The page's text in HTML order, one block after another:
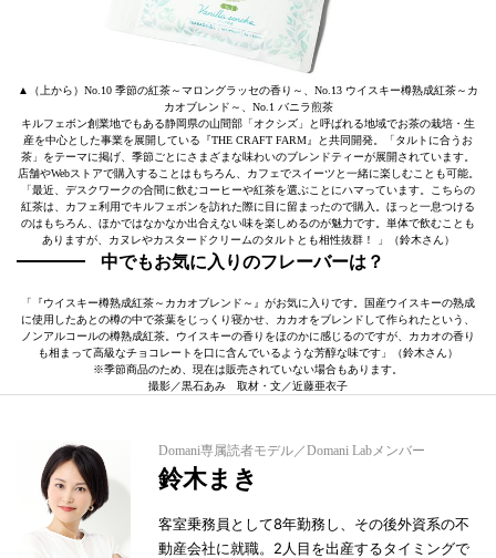
▲（上から）No.10 季節の紅茶～マロングラッセの香り～、No.13 ウイスキー樽熟成紅茶～カ
カオブレンド～、No.1 バニラ煎茶
キルフェボン創業地でもある静岡県の山間部「オクシズ」と呼ばれる地域でお茶の栽培・生
産を中心とした事業を展開している『THE CRAFT FARM』と共同開発。「タルトに合うお
茶」をテーマに掲げ、季節ごとにさまざまな味わいのブレンドティーが展開されています。
店舗やWebストアで購入することはもちろん、カフェでスイーツと一緒に楽しむことも可能。
「最近、デスクワークの合間に飲むコーヒーや紅茶を選ぶことにハマっています。こちらの
紅茶は、カフェ利用でキルフェボンを訪れた際に目に留まったので購入。ほっと一息つける
のはもちろん、ほかではなかなか出合えない味を楽しめるのが魅力です。単体で飲むことも
ありますが、カヌレやカスタードクリームのタルトとも相性抜群！ 」（鈴木さん）
中でもお気に入りのフレーバーは？
「『ウイスキー樽熟成紅茶～カカオブレンド～』がお気に入りです。国産ウイスキーの熟成
に使用したあとの樽の中で茶葉をじっくり寝かせ、カカオをブレンドして作られたという、
ノンアルコールの樽熟成紅茶。ウイスキーの香りをほのかに感じるのですが、カカオの香り
も相まって高級なチョコレートを口に含んでいるような芳醇な味です」（鈴木さん）
※季節商品のため、現在は販売されていない場合もあります。
撮影／黒石あみ 取材・文／近藤亜衣子
Domani専属読者モデル／Domani Labメンバー
鈴木まき
客室乗務員として8年勤務し、その後外資系の不
動産会社に就職。2人目を出産するタイミングで